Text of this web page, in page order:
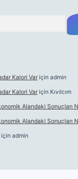
Kalori Var için admin
Kalori Var için Kıvılcım
Alandaki Sonuçları
Alandaki Sonuçları
için admin